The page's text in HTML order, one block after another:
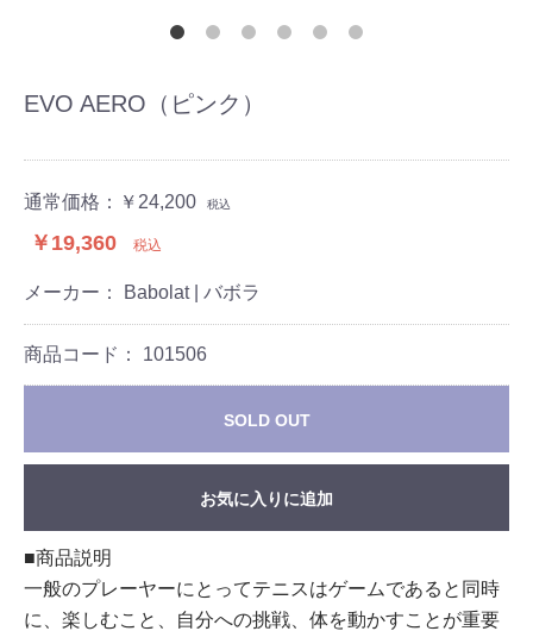
EVO AERO（ピンク）
通常価格： ￥24,200 税込
￥19,360 税込
メーカー： Babolat | バボラ
商品コード： 101506
SOLD OUT
お気に入りに追加
■商品説明
一般のプレーヤーにとってテニスはゲームであると同時
に、楽しむこと、自分への挑戦、体を動かすことが重要